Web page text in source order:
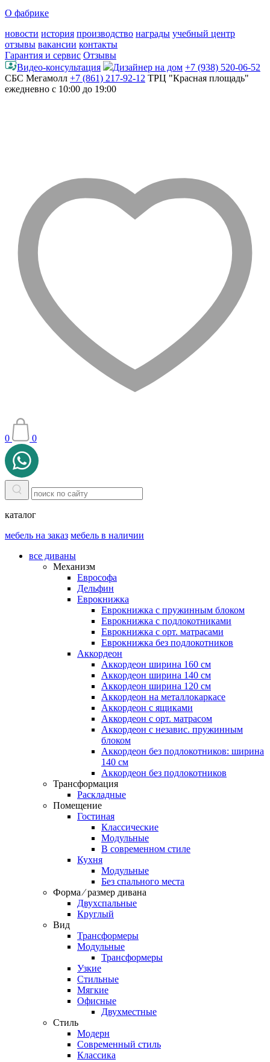
О фабрике
новости история производство награды учебный центр
отзывы вакансии контакты
Гарантия и сервис Отзывы
Видео-консультация
Дизайнер на дом +7 (938) 520-06-52
СБС Мегамолл +7 (861) 217-92-12 ТРЦ "Красная площадь"
ежедневно с 10:00 до 19:00
0 0
каталог
мебель на заказ мебель в наличии
все диваны
Механизм
Еврософа
Дельфин
Еврокнижка
Еврокнижка с пружинным блоком
Еврокнижка с подлокотниками
Еврокнижка с орт. матрасами
Еврокнижка без подлокотников
Аккордеон
Аккордеон ширина 160 см
Аккордеон ширина 140 см
Аккордеон ширина 120 см
Аккордеон на металлокаркасе
Аккордеон c ящиками
Аккордеон c орт. матрасом
Аккордеон c независ. пружинным
блоком
Аккордеон без подлокотников: ширина
140 см
Аккордеон без подлокотников
Трансформация
Раскладные
Помещение
Гостиная
Классические
Модульные
В современном стиле
Кухня
Модульные
Без спального места
Форма ⁄ размер дивана
Двухспальные
Круглый
Вид
Трансформеры
Модульные
Трансформеры
Узкие
Стильные
Мягкие
Офисные
Двухместные
Стиль
Модерн
Современный стиль
Классика